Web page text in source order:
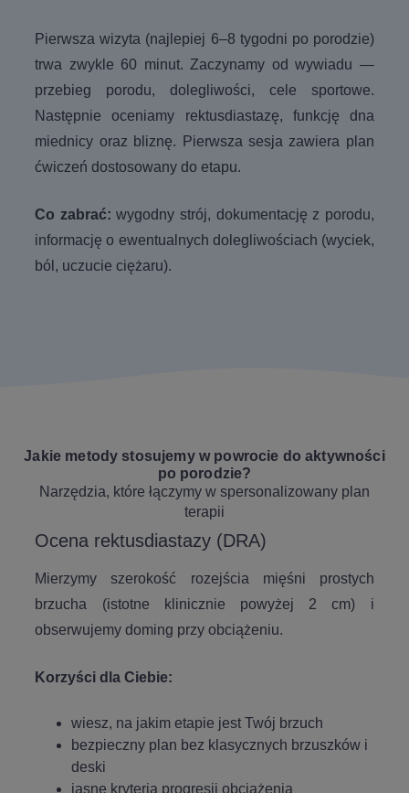
Pierwsza wizyta (najlepiej 6–8 tygodni po porodzie)
trwa zwykle 60 minut. Zaczynamy od wywiadu —
przebieg porodu, dolegliwości, cele sportowe.
Następnie oceniamy rektusdiastazę, funkcję dna
miednicy oraz bliznę. Pierwsza sesja zawiera plan
ćwiczeń dostosowany do etapu.
Co zabrać: wygodny strój, dokumentację z porodu,
informację o ewentualnych dolegliwościach (wyciek,
ból, uczucie ciężaru).
Jakie metody stosujemy w powrocie do aktywności
po porodzie?
Narzędzia, które łączymy w spersonalizowany plan
terapii
Ocena rektusdiastazy (DRA)
Mierzymy szerokość rozejścia mięśni prostych
brzucha (istotne klinicznie powyżej 2 cm) i
obserwujemy doming przy obciążeniu.
Korzyści dla Ciebie:
wiesz, na jakim etapie jest Twój brzuch
bezpieczny plan bez klasycznych brzuszków i
deski
jasne kryteria progresji obciążenia